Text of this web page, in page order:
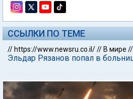
ССЫЛКИ ПО ТЕМЕ
// https://www.newsru.co.il/// В мире //
Эльдар Рязанов попал в